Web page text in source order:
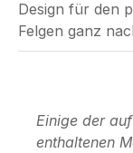
Design für den
Felgen ganz
Einige der
enthaltenen